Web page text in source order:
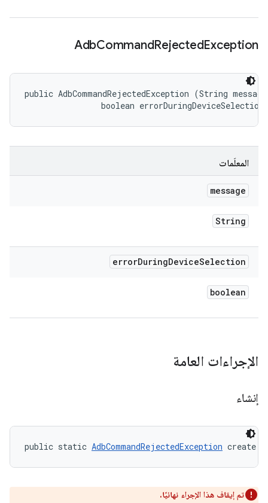
AdbCommandRejectedException
public AdbCommandRejectedException (String
boolean
المعلَمات
message
String
errorDuringDeviceSelection
boolean
الإجراءات العامة
إنشاء
public static AdbCommandRejectedException create
تم إيقاف هذا الإجراء نهائيًا.